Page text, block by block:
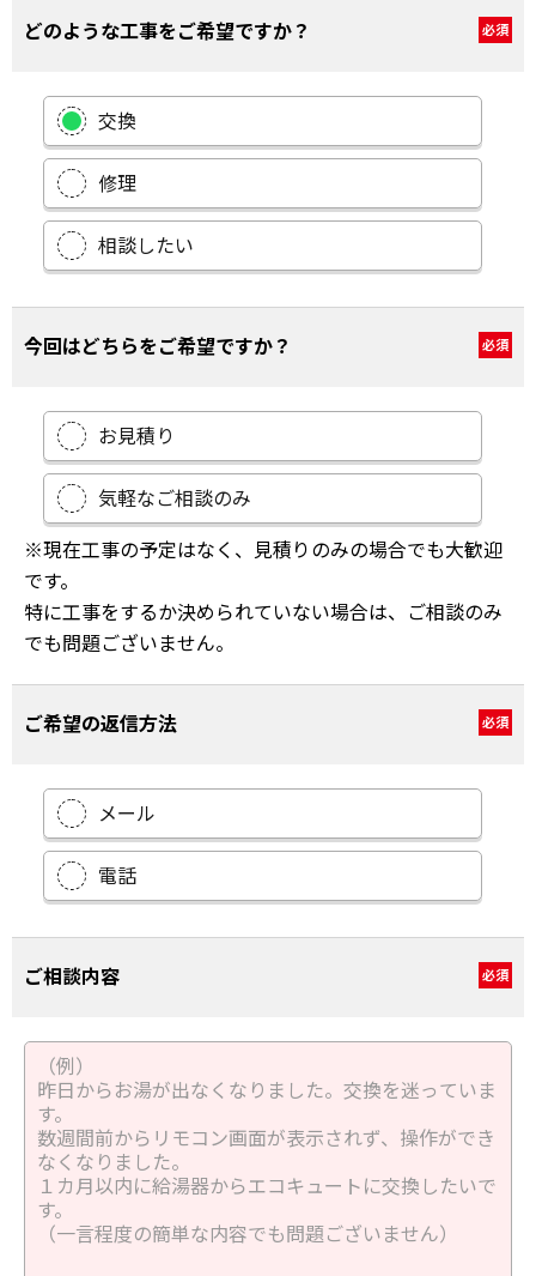
どのような工事をご希望ですか？ 必須
交換
修理
相談したい
今回はどちらをご希望ですか？ 必須
お見積り
気軽なご相談のみ
※現在工事の予定はなく、見積りのみの場合でも大歓迎
です。
特に工事をするか決められていない場合は、ご相談のみ
でも問題ございません。
ご希望の返信方法 必須
メール
電話
ご相談内容 必須